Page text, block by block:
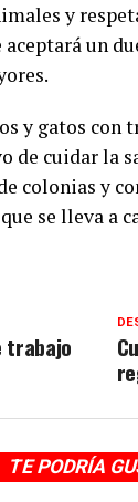
y
un
y gatos
de cuidar la
colonias y
se lleva a
trabajo
TE PODRÍA